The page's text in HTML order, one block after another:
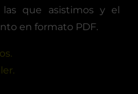
que asistimos y el
en formato PDF.